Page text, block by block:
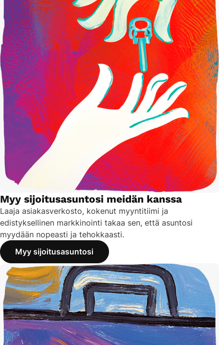
Myy sijoitusasuntosi meidän kanssa
Laaja asiakasverkosto, kokenut myyntitiimi ja
edistyksellinen markkinointi takaa sen, että asuntosi
myydään nopeasti ja tehokkaasti.
Myy sijoitusasuntosi